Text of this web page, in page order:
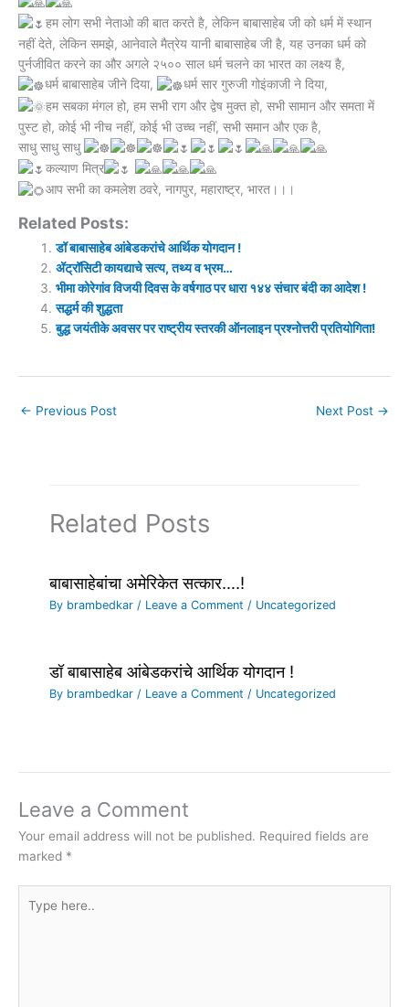
हम लोग सभी नेताओ की बात करते है, लेकिन बाबासाहेब जी को धर्म में स्थान
नहीं देते, लेकिन समझे, आनेवाले मैत्रेय यानी बाबासाहेब जी है, यह उनका धर्म को
पुर्नजीवित करने का और अगले २५०० साल धर्म चलने का भारत का लक्ष्य है,
धर्म बाबासाहेब जीने दिया,
धर्म सार गुरुजी गोइंकाजी ने दिया,
हम सबका मंगल हो, हम सभी राग और द्वेष मुक्त हो, सभी सामान और समता में
पुस्ट हो, कोई भी नीच नहीं, कोई भी उच्च नहीं, सभी समान और एक है,
साधु साधु साधु
कल्याण मित्र
आप सभी का कमलेश ठवरे, नागपुर, महाराष्ट्र, भारत।।।
Related Posts:
डॉ बाबासाहेब आंबेडकरांचे आर्थिक योगदान !
अ‍ॅट्रॉसिटी कायद्याचे सत्य, तथ्य व भ्रम…
भीमा कोरेगांव विजयी दिवस के वर्षगाठ पर धारा १४४ संचार बंदी का आदेश !
सद्धर्म की शुद्धता
बुद्ध जयंतीके अवसर पर राष्ट्रीय स्तरकी ऑनलाइन प्रश्नोत्तरी प्रतियोगिता!
← Previous Post Next Post →
Related Posts
बाबासाहेबांचा अमेरिकेत सत्कार….!
By brambedkar/ Leave a Comment / Uncategorized
डॉ बाबासाहेब आंबेडकरांचे आर्थिक योगदान !
By brambedkar/ Leave a Comment / Uncategorized
Leave a Comment
Your email address will not be published. Required fields are
marked *
here..